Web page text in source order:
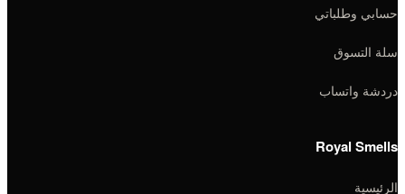
حسابي وطلباتي
سلة التسوق
دردشة واتساب
Royal Smells
الرئيسية